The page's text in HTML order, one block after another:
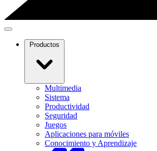
Productos
Multimedia
Sistema
Productividad
Seguridad
Juegos
Aplicaciones para móviles
Conocimiento y Aprendizaje